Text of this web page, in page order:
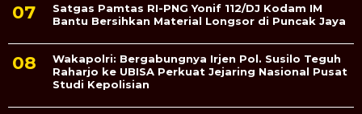
Satgas Pamtas RI-PNG Yonif 112/DJ Kodam IM
Bantu Bersihkan Material Longsor di Puncak Jaya
Wakapolri: Bergabungnya Irjen Pol. Susilo Teguh
Raharjo ke UBISA Perkuat Jejaring Nasional Pusat
Studi Kepolisian